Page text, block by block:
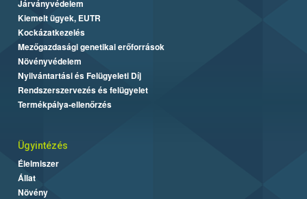
Járványvédelem
Kiemelt ügyek, EUTR
Kockázatkezelés
Mezőgazdasági genetikai erőforrások
Növényvédelem
Nyilvántartási és Felügyeleti Díj
Rendszerszervezés és felügyelet
Termékpálya-ellenőrzés
Ügyintézés
Élelmiszer
Állat
Növény